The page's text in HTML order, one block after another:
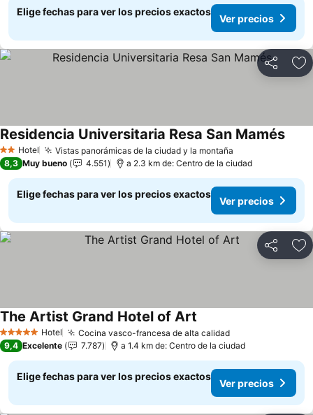
Elige fechas para ver los precios exactos
Ver precios
Compartir
2 Estrellas
Hotel Vistas panorámicas de la ciudad y la montaña
Residencia Universitaria Resa San MamésVer
8,3 Muy bueno 4.551 a 2.3 km de: Centro de la ciudad
Elige fechas para ver los precios exactos
Ver precios
Compartir
5 Estrellas Hotel Cocina vasco-francesa de alta calidadVer precios
The Artist Grand Hotel of Art
9,4 Excelente 7.787 a 1.4 km de: Centro de la ciudad
Elige fechas para ver los precios exactos
Ver precios